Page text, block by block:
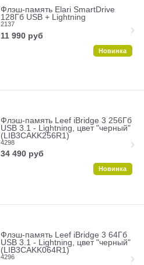
Флэш-память Elari SmartDrive
128Гб USB + Lightning
2137
11 990 руб
Новинка
Флэш-память Leef iBridge 3 256Гб
USB 3.1 - Lightning, цвет "черный"
(LIB3CAKK256R1)
4298
34 490 руб
Новинка
Флэш-память Leef iBridge 3 64Гб
USB 3.1 - Lightning, цвет "черный"
(LIB3CAKK064R1)
4296